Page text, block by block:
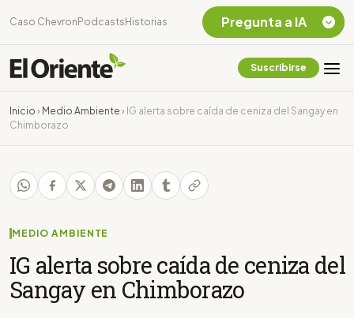
Caso Chevron Podcasts Historias
Suscribirse
Inicio › Medio Ambiente › IG alerta sobre caída de ceniza del Sangay en
Chimborazo
MEDIO AMBIENTE
IG alerta sobre caída de ceniza del
Sangay en Chimborazo
Pregunta a IA
Chevron Ecuador